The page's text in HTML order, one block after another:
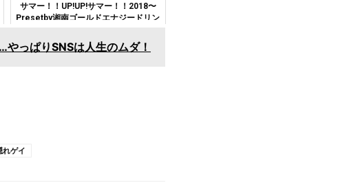
サマー！！UP!UP!サマー！！2018〜
Presetby湘南ゴールドエナジードリン
っぱりSNSは人生のムダ！
れゲイ